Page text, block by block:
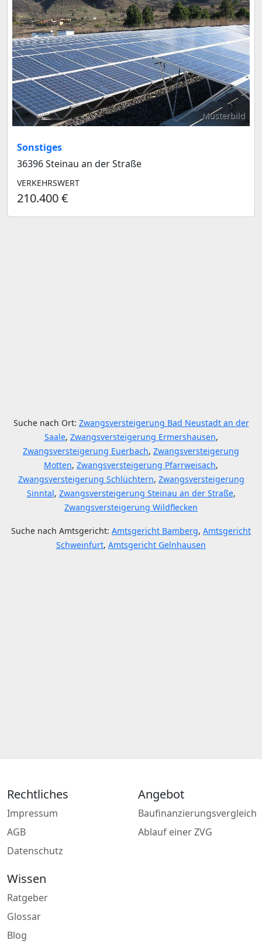
Musterbild
Sonstiges
36396 Steinau an der Straße
VERKEHRSWERT
210.400 €
Suche nach Ort: Zwangsversteigerung Bad Neustadt an der
Saale, Zwangsversteigerung Ermershausen,
Zwangsversteigerung Euerbach, Zwangsversteigerung
Motten, Zwangsversteigerung Pfarrweisach,
Zwangsversteigerung Schlüchtern, Zwangsversteigerung
Sinntal, Zwangsversteigerung Steinau an der Straße,
Zwangsversteigerung Wildflecken
Suche nach Amtsgericht: Amtsgericht Bamberg, Amtsgericht
Schweinfurt, Amtsgericht Gelnhausen
Rechtliches
Impressum
AGB
Datenschutz
Angebot
Baufinanzierungsvergleich
Ablauf einer ZVG
Wissen
Ratgeber
Glossar
Blog